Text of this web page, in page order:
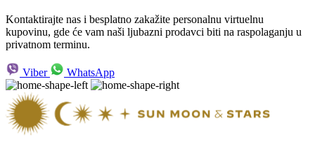
Kontaktirajte nas i besplatno zakažite personalnu virtuelnu
kupovinu, gde će vam naši ljubazni prodavci biti na raspolaganju u
privatnom terminu.
Viber WhatsApp